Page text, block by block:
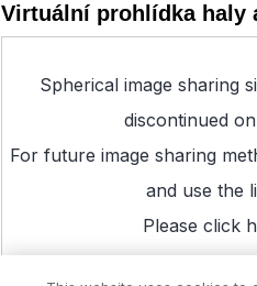
Virtuální prohlídka haly